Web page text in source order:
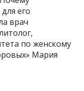
его
врач
по женскому
Мария